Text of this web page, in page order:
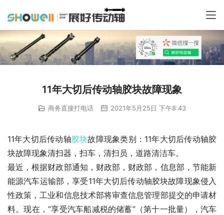
11年大切后传动轴胶块故障现象
商务直接打电话 2021年5月25日 下午8:43
11年大切后传动轴胶块故障现象类别：11年大切后传动轴胶
块故障现象清扫器，扫车，清扫员，道路清洁车。
最近，根据财政部通知，财政部，财政部，信息部，节能新
能源汽车运输部，享受11年大切后传动轴胶块故障现象侵入
性政策，工业和信息技术部将审查信息管理部提交的申请材
料。现在，“享受汽车船减税的储蓄”（第十一批量），汽车